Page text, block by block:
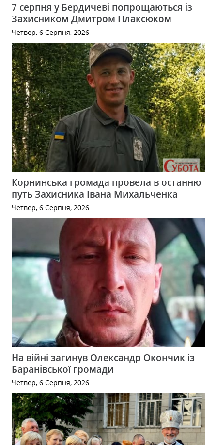
7 серпня у Бердичеві попрощаються із
Захисником Дмитром Плаксюком
Четвер, 6 Серпня, 2026
Корнинська громада провела в останню
путь Захисника Івана Михальченка
Четвер, 6 Серпня, 2026
На війні загинув Олександр Окончик із
Баранівської громади
Четвер, 6 Серпня, 2026